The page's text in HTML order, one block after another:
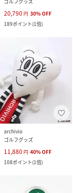
20,790 円 30%OFF
189ポイント(1倍)
archivio
ゴルフグッズ
11,880 円 40%OFF
108ポイント(1倍)